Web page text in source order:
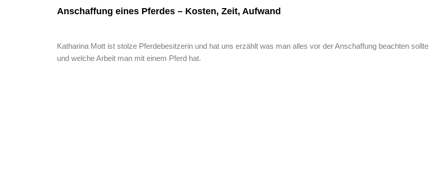
Anschaffung eines Pferdes – Kosten, Zeit, Aufwand
Katharina Mott ist stolze Pferdebesitzerin und hat uns erzählt was man alles vor der Anschaffung beachten sollte
und welche Arbeit man mit einem Pferd hat.